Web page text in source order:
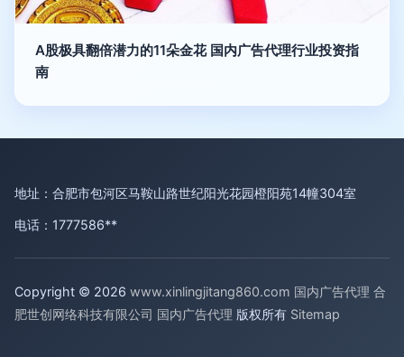
A股极具翻倍潜力的11朵金花 国内广告代理行业投资指
南
地址：合肥市包河区马鞍山路世纪阳光花园橙阳苑14幢304室
电话：1777586**
Copyright © 2026 www.xinlingjitang860.com 国内广告代理 合
肥世创网络科技有限公司 国内广告代理 版权所有 Sitemap